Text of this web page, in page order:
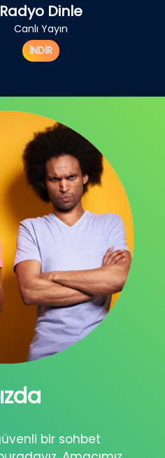
Radyo Dinle
Canlı Yayın
İNDİR
bir sohbet